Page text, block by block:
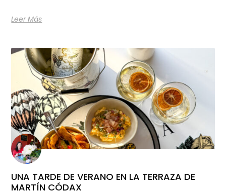
Leer Más
UNA TARDE DE VERANO EN LA TERRAZA DE
MARTÍN CÓDAX